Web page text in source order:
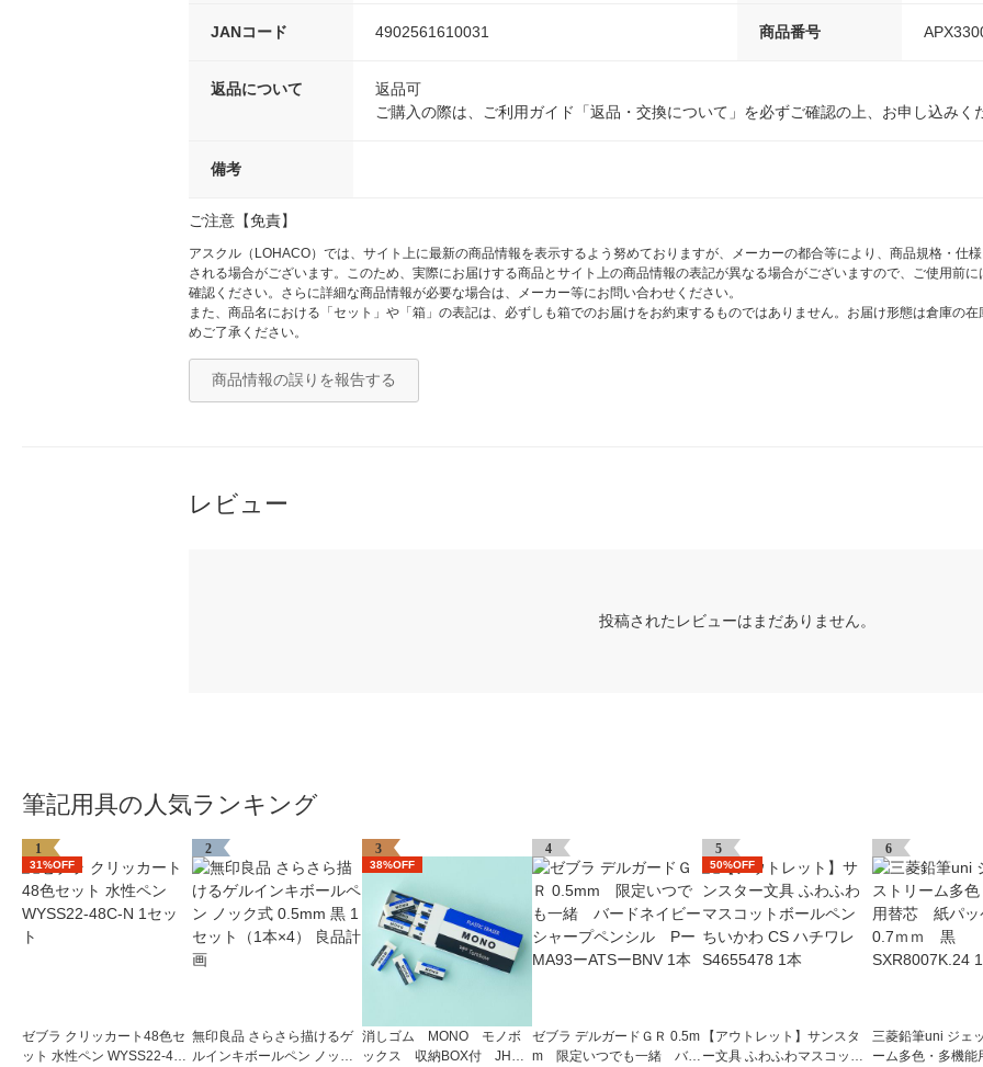
JANコード 4902561610031 商品番号
返品について
返品可
ご購入の際は、ご利用ガイド「返品・交換について」を必ずご確認の上、お申し込みく
備考
ご注意【免責】
アスクル（LOHACO）では、サイト上に最新の商品情報を表示するよう努めておりますが、メーカーの都合等により、商品規格・仕
される場合がございます。このため、実際にお届けする商品とサイト上の商品情報の表記が異なる場合がございますので、ご使用前
確認ください。さらに詳細な商品情報が必要な場合は、メーカー等にお問い合わせください。
また、商品名における「セット」や「箱」の表記は、必ずしも箱でのお届けをお約束するものではありません。お届け形態は倉庫の
めご了承ください。
商品情報の誤りを報告する
レビュー
投稿されたレビューはまだありません。
筆記用具の人気ランキング
1
31%OFF
ゼブラ クリッカート48色セ
ット 水性ペン WYSS22-48C
2
無印良品 さらさら描けるゲ
ルインキボールペン ノック
3
38%OFF
消しゴム MONO モノボ
ックス 収納BOX付 JHA-0
4
ゼブラ デルガードＧＲ 0.5m
m 限定いつでも一緒 バー
5
50%OFF
【アウトレット】サンスタ
ー文具 ふわふわマスコット
6
三菱鉛筆uni ジェ
ーム多色・多機